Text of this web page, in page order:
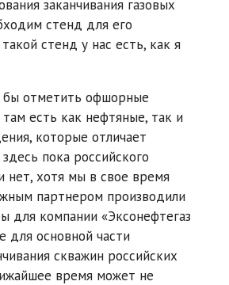
заканчивания газовых
стенд для его
стенд у нас есть, как я
бы отметить офшорные
есть как нефтяные, так и
которые отличает
пока российского
нет, хотя мы в свое время
партнером производили
для компании «Эксонефтегаз
для основной части
скважин российских
время может не